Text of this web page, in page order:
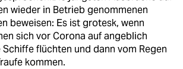
wieder in Betrieb genommenen
beweisen: Es ist grotesk, wenn
sich vor Corona auf angeblich
Schiffe flüchten und dann vom Regen
kommen.